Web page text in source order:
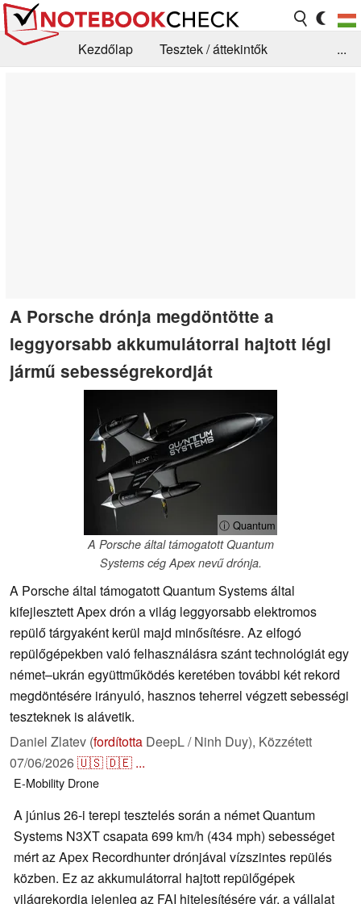
Kezdőlap
Tesztek / áttekintők
...
A Porsche drónja megdöntötte a
leggyorsabb akkumulátorral hajtott légi
jármű sebességrekordját
ⓘ Quantum
A Porsche által támogatott Quantum
Systems cég Apex nevű drónja.
A Porsche által támogatott Quantum Systems által
kifejlesztett Apex drón a világ leggyorsabb elektromos
repülő tárgyaként kerül majd minősítésre. Az elfogó
repülőgépekben való felhasználásra szánt technológiát egy
német–ukrán együttműködés keretében további két rekord
megdöntésére irányuló, hasznos teherrel végzett sebességi
teszteknek is alávetik.
Daniel Zlatev (fordította DeepL / Ninh Duy), Közzétett
07/06/2026🇺🇸🇩🇪 ...
E-Mobility Drone
A június 26-i terepi tesztelés során a német Quantum
Systems N3XT csapata 699 km/h (434 mph) sebességet
mért az Apex Recordhunter drónjával vízszintes repülés
közben. Ez az akkumulátorral hajtott repülőgépek
világrekordja jelenleg az FAI hitelesítésére vár, a vállalat